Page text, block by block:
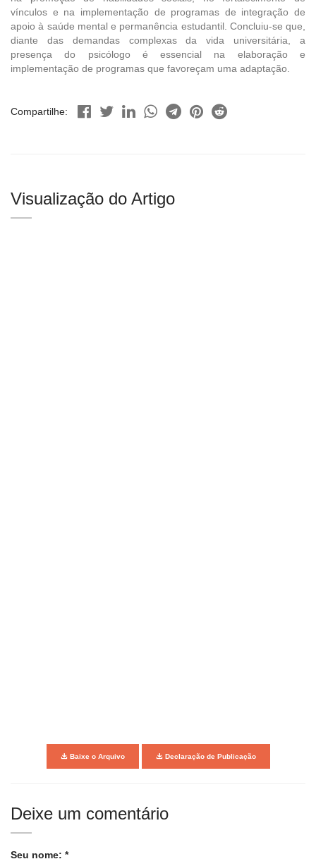
vínculos e na implementação de programas de integração de
apoio à saúde mental e permanência estudantil. Concluiu-se que,
diante das demandas complexas da vida universitária, a
presença do psicólogo é essencial na elaboração e
implementação de programas que favoreçam uma adaptação.
Compartilhe:
Visualização do Artigo
Baixe o Arquivo Declaração de Publicação
Deixe um comentário
Seu nome: *